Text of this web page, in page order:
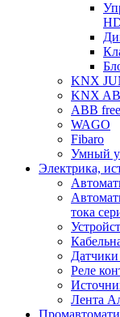
KNX
KNX
ABB
WAGO
Fibaro
Умный
Электрика,
тока
Датчики
Реле
Лента